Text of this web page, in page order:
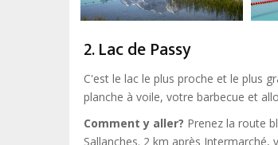
2. Lac de Passy
C'est le lac le plus proche et le plus
planche à voile, votre barbecue et
Comment y aller? Prenez la route
Sallanches. 2 km après Intermarché,